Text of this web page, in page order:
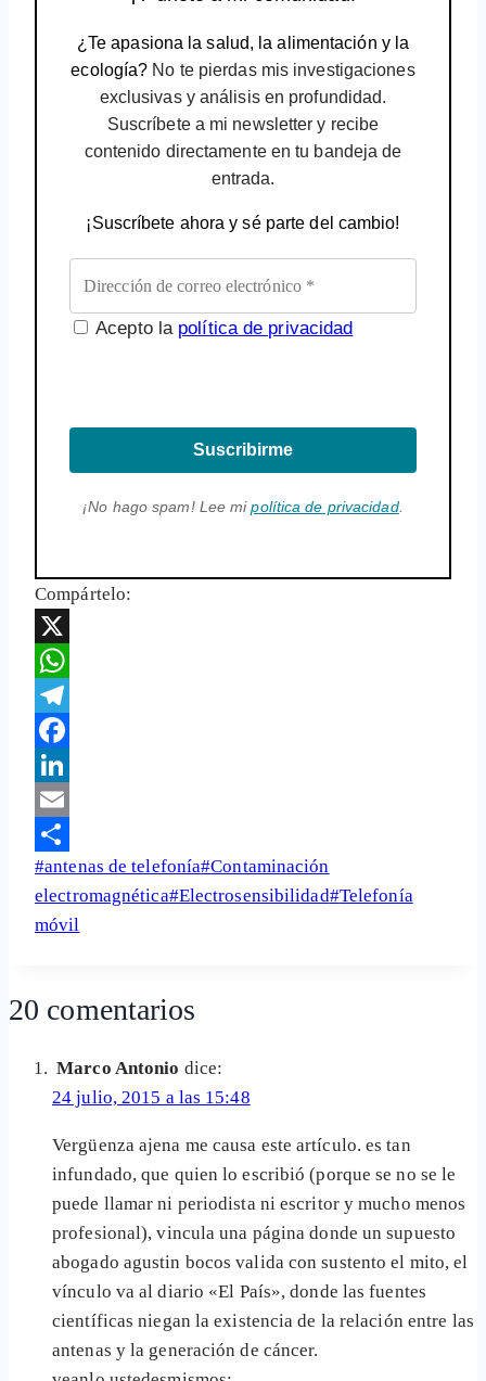
¿Te apasiona la salud, la alimentación y la
ecología? No te pierdas mis investigaciones
exclusivas y análisis en profundidad.
Suscríbete a mi newsletter y recibe
contenido directamente en tu bandeja de
entrada.
¡Suscríbete ahora y sé parte del cambio!
Acepto la política de privacidad
Suscribirme
¡No hago spam! Lee mipolítica de privacidad.
Compártelo:
X
WhatsApp
Telegram
Facebook
LinkedIn
Email
Share
Etiquetas
de
la
#antenas de telefonía#Contaminación
electromagnética#Electrosensibilidad#Telefonía
móvil
20 comentarios
Marco Antonio dice:
24 julio, 2015 a las 15:48
Vergüenza ajena me causa este artículo. es tan
infundado, que quien lo escribió (porque se no se le
puede llamar ni periodista ni escritor y mucho menos
profesional), vincula una página donde un supuesto
abogado agustin bocos valida con sustento el mito, el
vínculo va al diario «El País», donde las fuentes
científicas niegan la existencia de la relación entre las
antenas y la generación de cáncer.